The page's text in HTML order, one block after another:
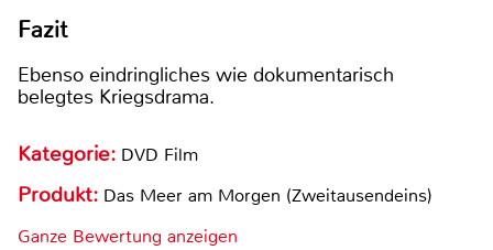
Fazit
Ebenso eindringliches wie dokumentarisch
belegtes Kriegsdrama.
Kategorie: DVD Film
Produkt: Das Meer am Morgen (Zweitausendeins)
Ganze Bewertung anzeigen